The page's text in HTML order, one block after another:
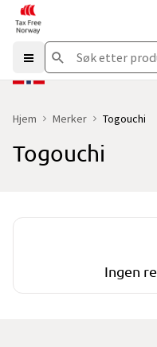
Hjem Merker Togouchi
Togouchi
Ingen